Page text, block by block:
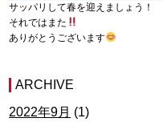
サッパリして春を迎えましょう！
それではまた
ありがとうございます
ARCHIVE
2022年9月 (1)